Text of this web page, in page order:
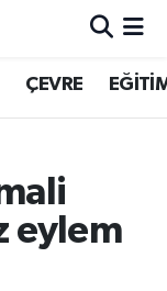
ÇEVRE
eylem